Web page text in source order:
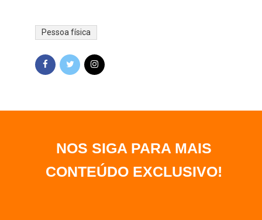
Pessoa física
NOS SIGA PARA MAIS
CONTEÚDO EXCLUSIVO!